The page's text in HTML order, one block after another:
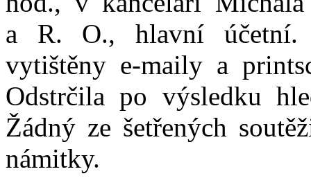
a
R. O., hlavní
vytištěny e-maily a
Odstrčila po výsledku
Žádný ze šetřených
námitky.